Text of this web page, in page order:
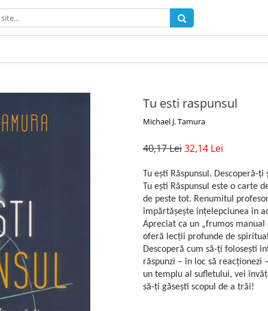
Tu esti raspunsul
Michael J. Tamura
40,17 Lei32,14 Lei
Tu ești Răspunsul.
Tu ești Răspunsul este o
de peste tot. Renumitul
împărtășește înțelepciunea în
Apreciat ca un „frumos manual
oferă lecții profunde de
Descoperă cum să-ți folosești
răspunzi – în loc să
un templu al sufletului, vei
să-ți găsești scopul de a trăi!